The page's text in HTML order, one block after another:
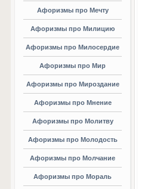
Афоризмы про Мечту
Афоризмы про Милицию
Афоризмы про Милосердие
Афоризмы про Мир
Афоризмы про Мироздание
Афоризмы про Мнение
Афоризмы про Молитву
Афоризмы про Молодость
Афоризмы про Молчание
Афоризмы про Мораль